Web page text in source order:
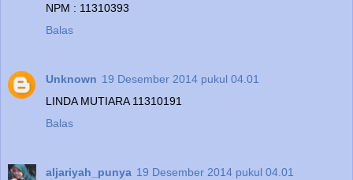
NPM : 11310393
Balas
Unknown 19 Desember 2014 pukul 04.01
LINDA MUTIARA 11310191
Balas
aljariyah_punya 19 Desember 2014 pukul 04.01